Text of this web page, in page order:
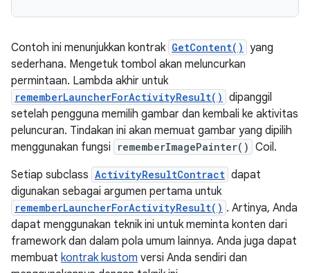
Contoh ini menunjukkan kontrak GetContent() yang
sederhana. Mengetuk tombol akan meluncurkan
permintaan. Lambda akhir untuk
rememberLauncherForActivityResult() dipanggil
setelah pengguna memilih gambar dan kembali ke aktivitas
peluncuran. Tindakan ini akan memuat gambar yang dipilih
menggunakan fungsi
rememberImagePainter() Coil.
Setiap subclass ActivityResultContract dapat
digunakan sebagai argumen pertama untuk
rememberLauncherForActivityResult() . Artinya, Anda
dapat menggunakan teknik ini untuk meminta konten dari
framework dan dalam pola umum lainnya. Anda juga dapat
membuat kontrak kustom versi Anda sendiri dan